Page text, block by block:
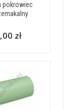
pokrowiec
zł